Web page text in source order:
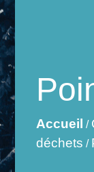
Accueil /
déchets /